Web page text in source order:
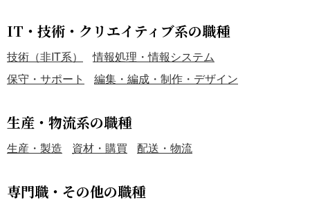
IT・技術・クリエイティブ系の職種
技術（非IT系）
情報処理・情報システム
保守・サポート
編集・編成・制作・デザイン
生産・物流系の職種
生産・製造 資材・購買 配送・物流
専門職・その他の職種